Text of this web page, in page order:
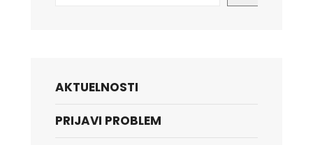
AKTUELNOSTI
PRIJAVI PROBLEM